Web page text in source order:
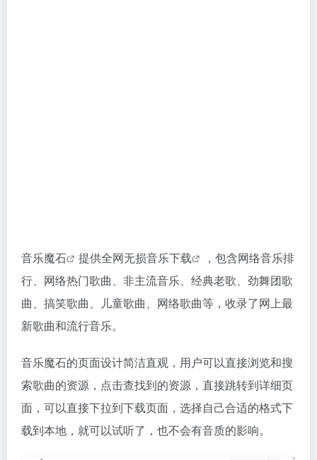
音乐魔石 提供全网无损音乐下载
，包含网络音乐排
行、网络热门歌曲、非主流音乐、经典老歌、劲舞团歌
曲、搞笑歌曲、儿童歌曲、网络歌曲等，收录了网上最
新歌曲和流行音乐。
音乐魔石的页面设计简洁直观，用户可以直接浏览和搜
索歌曲的资源，点击查找到的资源，直接跳转到详细页
面，可以直接下拉到下载页面，选择自己合适的格式下
载到本地，就可以试听了，也不会有音质的影响。